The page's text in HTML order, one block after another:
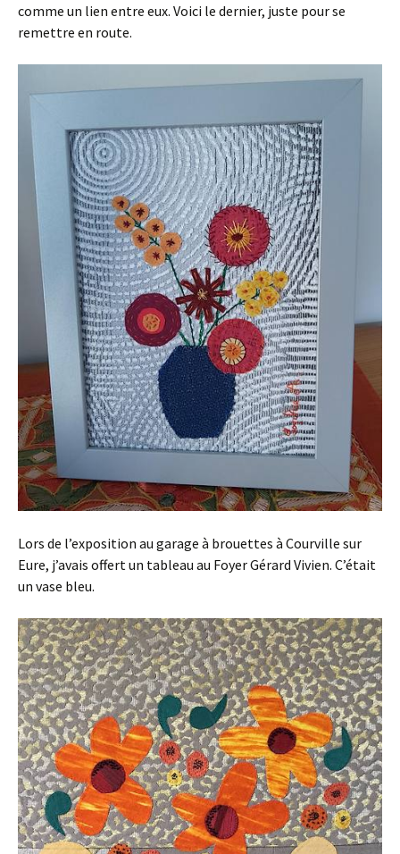
comme un lien entre eux. Voici le dernier, juste pour se
remettre en route.
Lors de l’exposition au garage à brouettes à Courville sur
Eure, j’avais offert un tableau au Foyer Gérard Vivien. C’était
un vase bleu.